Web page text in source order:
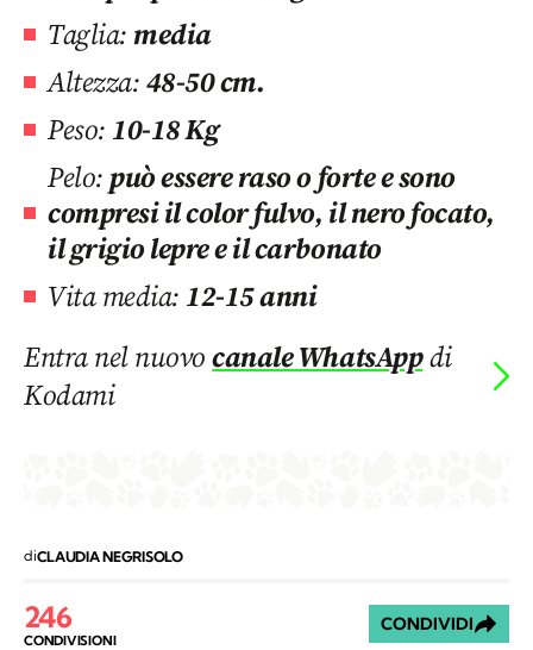
Taglia:media
Altezza:48-50 cm.
Peso: 10-18 Kg
Pelo:può essere raso o forte e sono
compresi il color fulvo, il nero focato,
il grigio lepre e il carbonato
Vita media: 12-15 anni
Entra nel nuovocanale WhatsAppdi
Kodami
diCLAUDIA NEGRISOLO
246
CONDIVISIONI
CONDIVIDI